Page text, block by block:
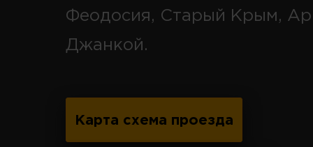
Феодосия, Старый Крым,
Джанкой.
Карта схема проезда